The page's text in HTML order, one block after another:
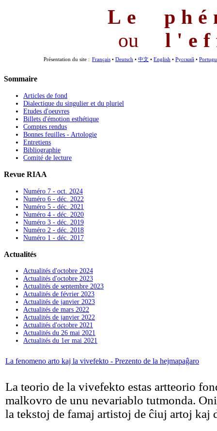
Le
ou
Présentation du site : Français • Deutsch • 中文 • English • Русский •
Sommaire
Articles de fond
Dialectique du singulier et du pluriel
Etudes d'oeuvres
Billets d'émotion esthétique
Comptes rendus
Bonnes feuilles - Artologie
Entretiens
Bibliographie
Comité de lecture
Revue RIAA
Numéro 7 - oct. 2024
Numéro 6 - déc. 2022
Numéro 5 - déc. 2021
Numéro 4 - déc. 2020
Numéro 3 - déc. 2019
Numéro 2 - déc. 2018
Numéro 1 - déc. 2017
Actualités
Actualités d'octobre 2024
Actualités d'octobre 2023
Actualités de septembre 2023
Actualités de février 2023
Actualités de janvier 2023
Actualités de mars 2022
Actualités de janvier 2022
Actualités d'octobre 2021
Actualités du 26 mai 2021
Actualités du 1er mai 2021
La fenomeno arto kaj la vivefekto - Prezento de la hejmapaĝaro
La teorio de la vivefekto estas artteorio
malkovro de unu nevariablo tutmonda.
la tekstoj de famaj artistoj de ĉiuj artoj kaj